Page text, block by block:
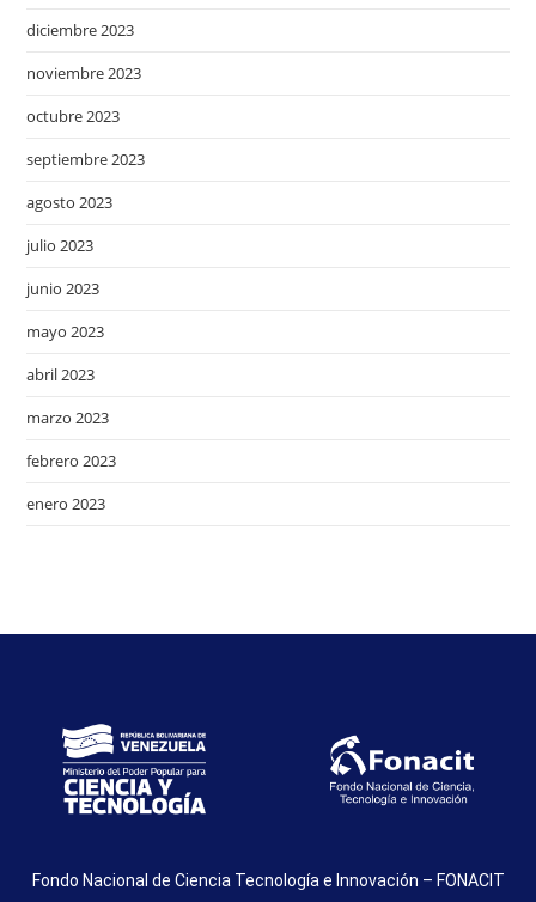
diciembre 2023
noviembre 2023
octubre 2023
septiembre 2023
agosto 2023
julio 2023
junio 2023
mayo 2023
abril 2023
marzo 2023
febrero 2023
enero 2023
Fondo Nacional de Ciencia Tecnología e Innovación – FONACIT